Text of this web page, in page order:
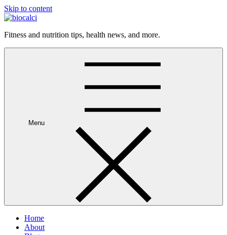
Skip to content
Fitness and nutrition tips, health news, and more.
Menu
Home
About